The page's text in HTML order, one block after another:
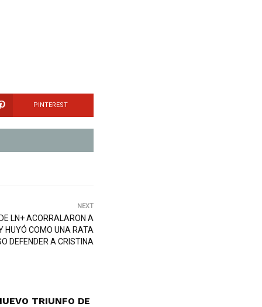
PINTEREST
NEXT
LN+ ACORRALARON A
HUYÓ COMO UNA RATA
DEFENDER A CRISTINA
TRIUNFO DE